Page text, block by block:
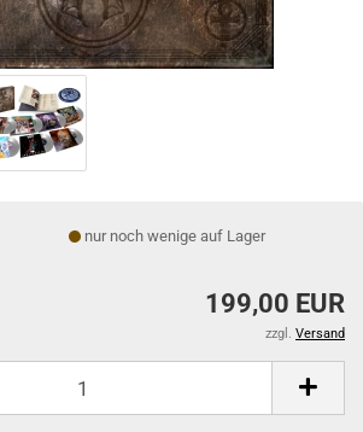
nur noch wenige auf Lager
199,00 EUR
zzgl. Versand